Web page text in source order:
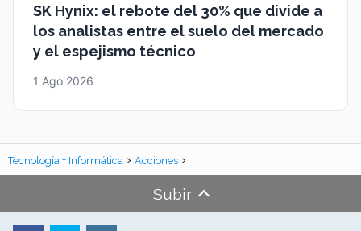
SK Hynix: el rebote del 30% que divide a
los analistas entre el suelo del mercado
y el espejismo técnico
1 Ago 2026
Tecnología + Informática Acciones
Subir